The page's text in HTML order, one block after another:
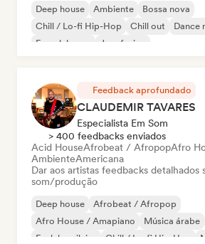
Deep house Ambiente
Bossa nova
Chill / Lo-fi Hip-Hop
Chill out
Dance
French house
Jazz fusion
Feedback aprofundado
CLAUDEMIR TAVARES
Especialista Em Som
> 400 feedbacks enviados
Acid HouseAfrobeat / AfropopAfro
AmbienteAmericana
Dar aos artistas feedbacks detalhados
som/produção
Deep house
Afrobeat / Afropop
Afro House / Amapiano
Música árabe
Funk brasileiro
Chill / Lo-fi Hip-Hop